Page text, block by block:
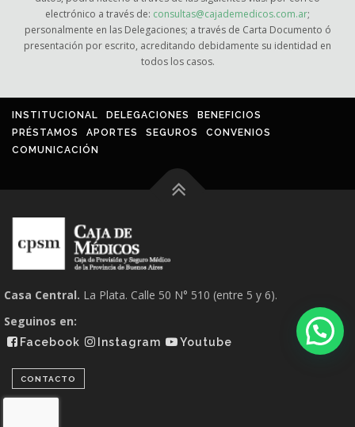
electrónico a través de: consultas@cajademedicos.com.ar;
personalmente en las Delegaciones; a través de Carta Documento ó
presentación por escrito, acreditando debidamente su identidad en
todos los casos.
INSTITUCIONAL DELEGACIONES
BENEFICIOS
PRÉSTAMOS
APORTES SEGUROS
CONVENIOS
COMUNICACIÓN
Casa Central. La Plata. Calle 50 N° 510 (entre 5 y 6).
Seguinos en:
Facebook Instagram Youtube
CONTACTO